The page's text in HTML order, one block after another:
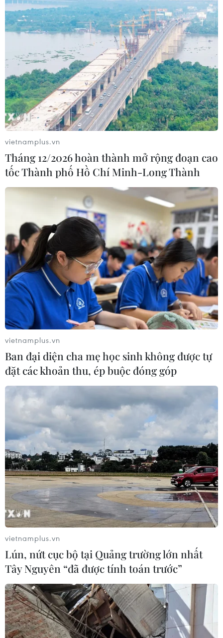
vietnamplus.vn
Tháng 12/2026 hoàn thành mở rộng đoạn cao
tốc Thành phố Hồ Chí Minh-Long Thành
vietnamplus.vn
Ban đại diện cha mẹ học sinh không được tự
đặt các khoản thu, ép buộc đóng góp
vietnamplus.vn
Lún, nứt cục bộ tại Quảng trường lớn nhất
Tây Nguyên “đã được tính toán trước”